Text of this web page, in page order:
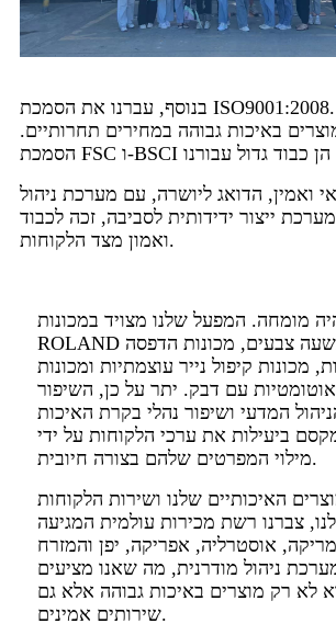
בנוסף, עברנו את הסמכת ISO9001:2008. אנו מבטיחים
באיכות גבוהה במחירים תחרותיים.
ואמין, הדואג ליושרה, עם מערכת ניהול
ייצור ידידותית לסביבה, זכה לכבוד
ואמון מצד הלקוחות.
מומחה. המפעל שלנו מצויד במכונות
ROLAND לתשעה צבעים, מכונות הדפסה UV, מכונות
מכונות קיפול נייר עוצמתיות ומכונות
עם דבק. יתר על כן, השיפור
המדעי ושיפור נהלי בקרת האיכות
ביעילות את ערכי הלקוחות על ידי
מילוי המפרטים שלהם בצורה חיובית.
האיכותיים שלנו ושירות הלקוחות
צברנו רשת מכירות עולמית המגיעה
אוסטרליה, אפריקה, יפן והמזרח
ניהול מודרנית, מה שאנו מציעים
לא רק מוצרים באיכות גבוהה אלא גם
שירותים אמינים.